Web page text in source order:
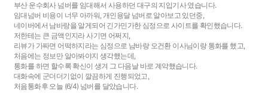
부산 운수회사 넘버를 임대해서 사용하던 대구의 지입기사 였습니다.
임대넘버 비용이 너무 아까워, 개인용달 넘버로 알아보고 있던중,
네이버에서 남바랑을 알게되어 긴가민가한 심정으로 사이트를 확인했습니다.
저한테는 큰 금액인지라 사기면 어쩌지,
리뷰가 가짜면 어떡하지라는 심정으로 남바랑 오건환 이사님이랑 통화를 했고,
처음에는 정보만 알아봐야지 생각했는데,
통화를 하면 할수록 확신이 생겨 그 다음날 바로 계약했습니다.
대화속에 군더더기없이 깔끔하게 진행되었고,
처음통화후 오늘 (6/4) 넘버를 달았습니다.